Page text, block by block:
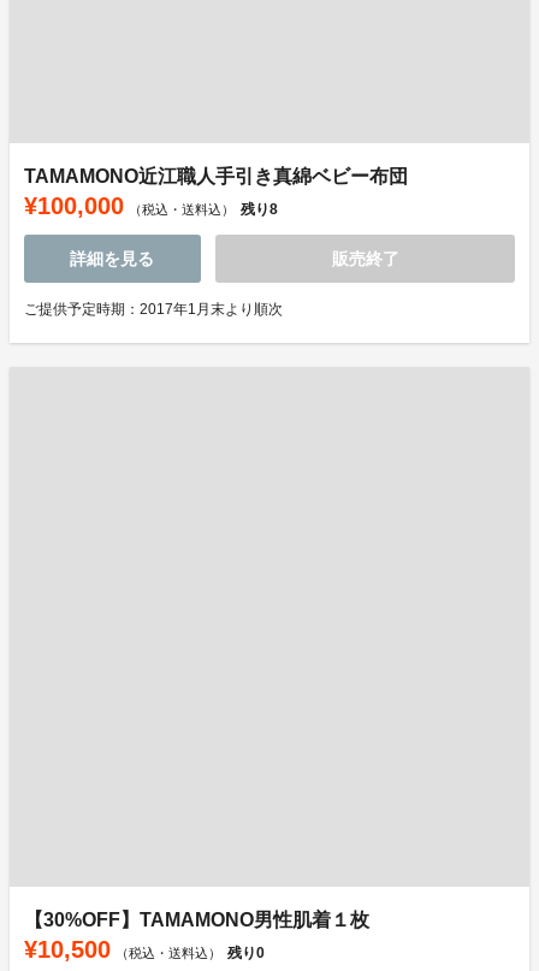
TAMAMONO近江職人手引き真綿ベビー布団
¥100,000 （税込・送料込） 残り8
詳細を見る 販売終了
ご提供予定時期：2017年1月末より順次
【30%OFF】TAMAMONO男性肌着１枚
¥10,500 （税込・送料込） 残り0